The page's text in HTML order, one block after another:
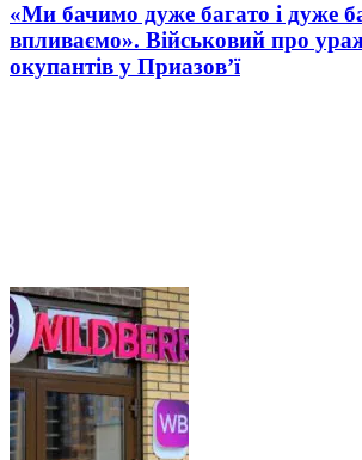
«Ми бачимо дуже багато і дуже
впливаємо». Військовий про
окупантів у Приазов’ї